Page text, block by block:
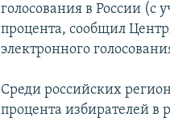
голосования в России (с
процента, сообщил
электронного
Среди российских
процента избирателей в